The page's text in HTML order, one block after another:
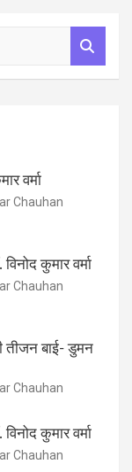
वर्मा
Chauhan
कुमार वर्मा
Chauhan
तीजन बाई- डुमन
Chauhan
कुमार वर्मा
Chauhan